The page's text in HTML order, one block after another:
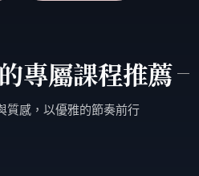
專屬課程推薦
質感，以優雅的節奏前行